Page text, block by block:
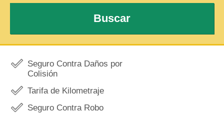
Buscar
Seguro Contra Daños por
Colisión
Tarifa de Kilometraje
Seguro Contra Robo